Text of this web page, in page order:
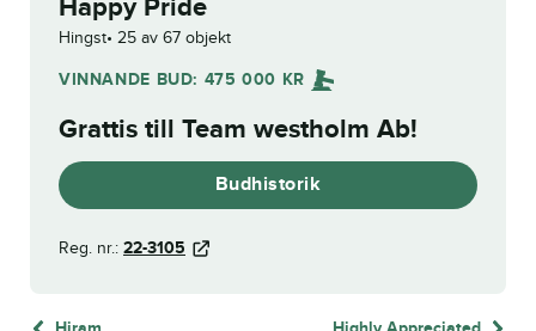
Happy Pride
Hingst 25 av 67 objekt
VINNANDE BUD: 475 000 KR
Grattis till Team westholm Ab!
Budhistorik
Reg. nr.: 22-3105